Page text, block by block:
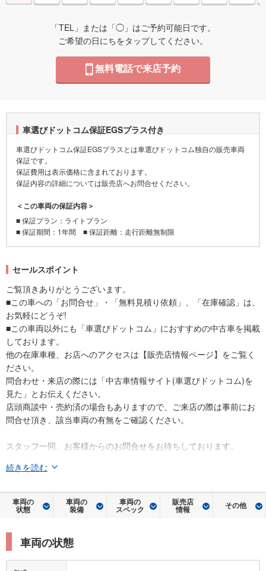
「TEL」または「◯」はご予約可能日です。
ご希望の日にちをタップしてください。
無料電話で来店予約
車選びドットコム保証EGSプラス付き
車選びドットコム保証EGSプラスとは車選びドットコム独自の販売車両
保証です。
保証費用は表示価格に含まれております。
保証内容の詳細については販売店へお問合せください。
＜この車両の保証内容＞
■ 保証プラン：ライトプラン
■ 保証期間：1年間 ■ 保証距離：走行距離無制限
セールスポイント
ご覧頂きありがとうございます。
■この車への「お問合せ」・「無料見積り依頼」、「在庫確認」は、
お気軽にどうぞ!
■この車両以外にも「車選びドットコム」におすすめの中古車を掲載
しております。
他の在庫車種、お店へのアクセスは【販売店情報ページ】をご覧く
ださい。
問合わせ・来店の際には「中古車情報サイト(車選びドットコム)を
見た」とお伝えください。
店頭商談中・売約済の場合もありますので、ご来店の際は事前にお
問合せ頂き、該当車両の有無をご確認ください。
スタッフ一同、お客様からのお問合せをお待ちしております。
続きを読む
車両の
状態
車両の
装備
車両の
スペック
販売店
情報 その他
車両の状態